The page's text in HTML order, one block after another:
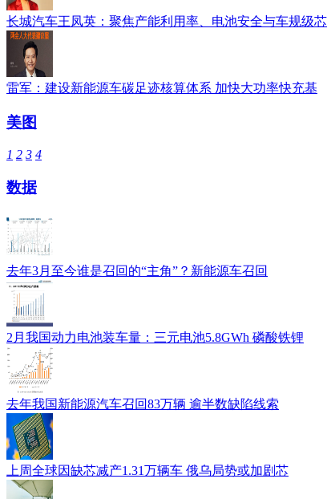
长城汽车王凤英：聚焦产能利用率、电池安全与车规级芯
雷军：建设新能源车碳足迹核算体系 加快大功率快充基
美图
1 2 3 4
数据
去年3月至今谁是召回的“主角”？新能源车召回
2月我国动力电池装车量：三元电池5.8GWh 磷酸铁锂
去年我国新能源汽车召回83万辆 逾半数缺陷线索
上周全球因缺芯减产1.31万辆车 俄乌局势或加剧芯